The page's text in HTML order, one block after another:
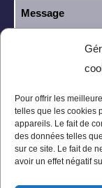
Pour offrir les
telles que les cookies
appareils. Le fait de
des données telles
sur ce site. Le fait de
avoir un effet négatif
J’ai